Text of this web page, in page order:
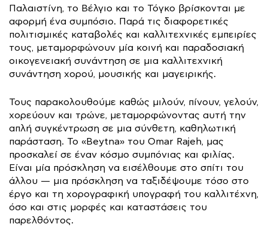
Παλαιστίνη, το Βέλγιο και το Τόγκο βρίσκονται με
αφορμή ένα συμπόσιο. Παρά τις διαφορετικές
πολιτισμικές καταβολές και καλλιτεχνικές εμπειρίες
τους, μεταμορφώνουν μία κοινή και παραδοσιακή
οικογενειακή συνάντηση σε μια καλλιτεχνική
συνάντηση χορού, μουσικής και μαγειρικής.
Τους παρακολουθούμε καθώς μιλούν, πίνουν, γελούν,
χορεύουν και τρώνε, μεταμορφώνοντας αυτή την
απλή συγκέντρωση σε μια σύνθετη, καθηλωτική
παράσταση. Το «Beytna» του Omar Rajeh, μας
προσκαλεί σε έναν κόσμο συμπόνιας και φιλίας.
Είναι μία πρόσκληση να εισέλθουμε στο σπίτι του
άλλου — μια πρόσκληση να ταξιδέψουμε τόσο στο
έργο και τη χορογραφική υπογραφή του καλλιτέχνη,
όσο και στις μορφές και καταστάσεις του
παρελθόντος.